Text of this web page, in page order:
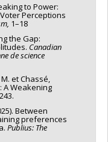
to Power:
Perceptions
1–18
the Gap:
Canadian
de science
et Chassé,
A Weakening
Between
preferences
Publius: The